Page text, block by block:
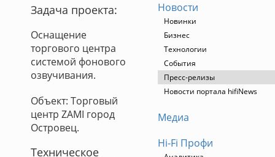
Задача проекта:
Оснащение
торгового центра
системой фонового
озвучивания.
Объект: Торговый
центр ZAMI город
Островец.
Техническое
Новости
Новинки
Бизнес
Технологии
События
Пресс-релизы
Новости портала hifiNews
Медиа
Hi-Fi Профи